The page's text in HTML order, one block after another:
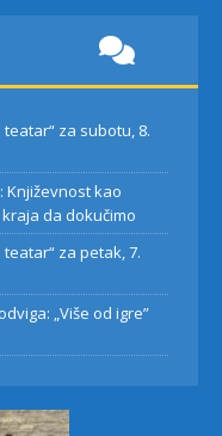
za subotu, 8.
Književnost kao
da dokučimo
za petak, 7.
„Više od igre”